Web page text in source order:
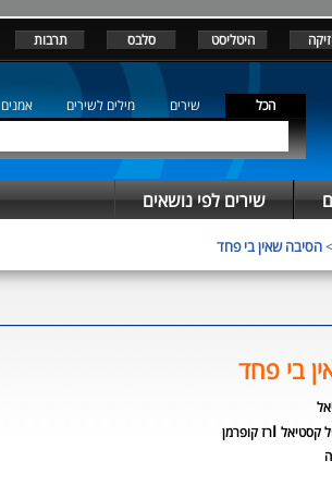
היטליסט סלבס תרבות
הכל שירים מילים לשירים אמנים
שירים לפי נושאים
>הסיבה שאין בי פחד
בי פחד
קסטיאל ורז קופרמן